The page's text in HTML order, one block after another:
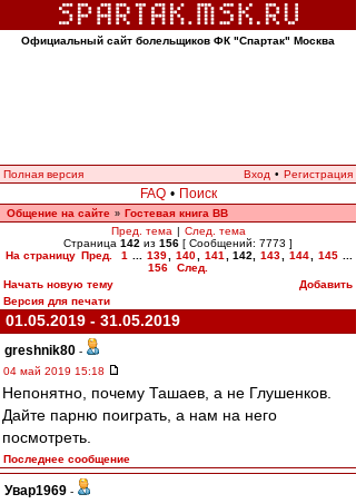
Официальный сайт болельщиков ФК "Спартак" Москва
Полная версия Вход • Регистрация
FAQ • Поиск
Общение на сайте » Гостевая книга ВВ
Пред. тема | След. тема
Страница 142 из 156 [ Сообщений: 7773 ]
На страницу Пред. 1 139 140 141 142 143 144 145
156
След.
Начать новую тему
Добавить
Версия для печати
01.05.2019 - 31.05.2019
greshnik80 -
04 май 2019 15:18
Непонятно, почему Ташаев, а не Глушенков.
Дайте парню поиграть, а нам на него
посмотреть.
Последнее сообщение
Увар1969 -